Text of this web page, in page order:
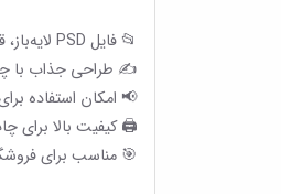
📂 فایل PSD لایه‌باز، قابل ویرایش در رنگ، متن، فونت و تصویر
✍️ طراحی جذاب با
📢 امکان استفاده
🖨️ کیفیت بالا برای
🎯 مناسب برای